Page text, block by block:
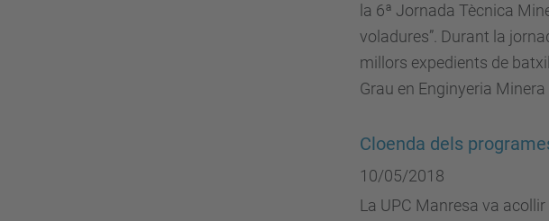
la 6ª Jornada Tècnica
voladures”. Durant la
millors expedients de
Grau en Enginyeria Minera
Cloenda dels
10/05/2018
La UPC Manresa va